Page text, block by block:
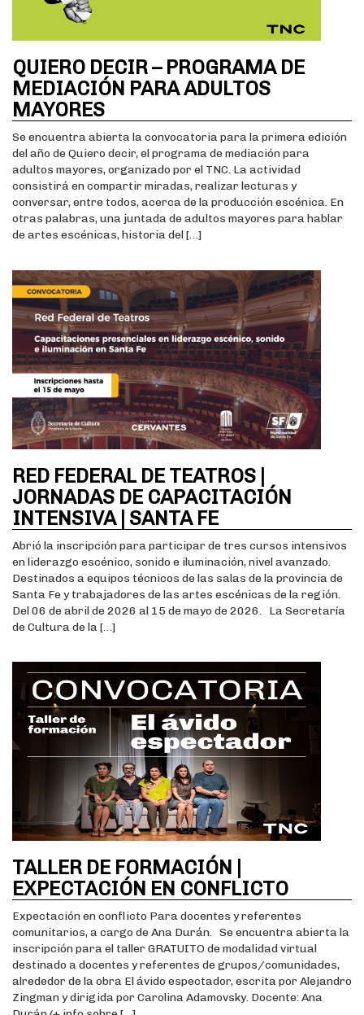
QUIERO DECIR – PROGRAMA DE
MEDIACIÓN PARA ADULTOS
MAYORES
Se encuentra abierta la convocatoria para la primera edición
del año de Quiero decir, el programa de mediación para
adultos mayores, organizado por el TNC. La actividad
consistirá en compartir miradas, realizar lecturas y
conversar, entre todos, acerca de la producción escénica. En
otras palabras, una juntada de adultos mayores para hablar
de artes escénicas, historia del […]
RED FEDERAL DE TEATROS |
JORNADAS DE CAPACITACIÓN
INTENSIVA | SANTA FE
Abrió la inscripción para participar de tres cursos intensivos
en liderazgo escénico, sonido e iluminación, nivel avanzado.
Destinados a equipos técnicos de las salas de la provincia de
Santa Fe y trabajadores de las artes escénicas de la región.
Del 06 de abril de 2026 al 15 de mayo de 2026. La Secretaría
de Cultura de la […]
TALLER DE FORMACIÓN |
EXPECTACIÓN EN CONFLICTO
Expectación en conflicto Para docentes y referentes
comunitarios, a cargo de Ana Durán. Se encuentra abierta la
inscripción para el taller GRATUITO de modalidad virtual
destinado a docentes y referentes de grupos/comunidades,
alrededor de la obra El ávido espectador, escrita por Alejandro
Zingman y dirigida por Carolina Adamovsky. Docente: Ana